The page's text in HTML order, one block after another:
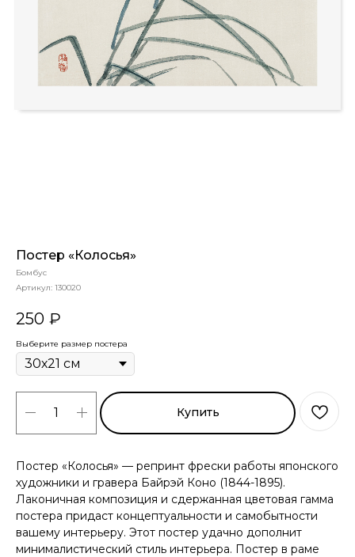
Постер «Колосья»
Бомбус
Артикул: 130020
250 ₽
Выберите размер постера
Купить
Постер «Колосья» — репринт фрески работы японского
художники и гравера Байрэй Коно (1844-1895).
Лаконичная композиция и сдержанная цветовая гамма
постера придаст концептуальности и самобытности
вашему интерьеру. Этот постер удачно дополнит
минималистический стиль интерьера. Постер в раме